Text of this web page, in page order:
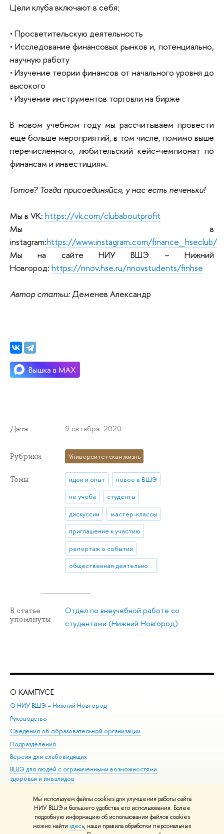
Мы используем файлы cookies для улучшения работы сайта
НИУ ВШЭ и большего удобства его использования. Более
подробную информацию об использовании файлов cookies
можно найти здесь, наши правила обработки персональных
Цели клуба включают в себя:
• Просветительскую деятельность
• Исследование финансовых рынков и, потенциально,
научную работу
• Изучение теории финансов от начального уровня до
высокого
• Изучение инструментов торговли на бирже
В новом учебном году мы рассчитываем провести
еще больше мероприятий, в том числе, помимо выше
перечисленного, любительский кейс-чемпионат по
финансам и инвестициям.
Готов? Тогда присоединяйся, у нас есть печеньки!
Мы в VK: https://vk.com/clubaboutprofit
Мы в
instagram:https://www.instagram.com/finance_hseclub/
Мы на сайте НИУ ВШЭ – Нижний
Новгород: https://nnov.hse.ru/nnovstudents/finhse
Автор статьи:Деменев Александр
Дата 9 октября 2020
Рубрики Университетская жизнь
Темы идеи и опыт
новое в ВШЭ
не учеба
студенты
дискуссии
мастер-классы
приглашение к участию
репортаж о событии
общественная деятельность
В статье
упомянуты
Отдел по внеучебной работе со
студентами (Нижний Новгород)
О КАМПУСЕ
О НИУ ВШЭ – Нижний Новгород
Руководство
Сведения об образовательной организации
Подразделения
Версия для слабовидящих
ВШЭ для людей с ограниченными возможностями
здоровья и инвалидов